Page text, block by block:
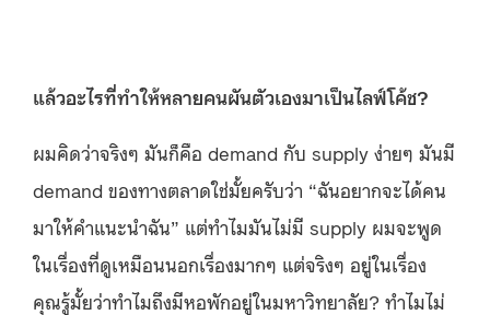
แล้วอะไรที่ทำให้หลายคนผันตัวเองมาเป็นไลฟ์โค้ช?
ผมคิดว่าจริงๆ มันก็คือ demand กับ supply ง่ายๆ มันมี
demand ของทางตลาดใช่มั้ยครับว่า “ฉันอยากจะได้คน
มาให้คำแนะนำฉัน” แต่ทำไมมันไม่มี supply ผมจะพูด
ในเรื่องที่ดูเหมือนนอกเรื่องมากๆ แต่จริงๆ อยู่ในเรื่อง
คุณรู้มั้ยว่าทำไมถึงมีหอพักอยู่ในมหาวิทยาลัย? ทำไมไม่